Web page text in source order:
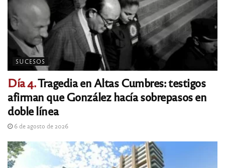
SUCESOS
Día 4.Tragedia en Altas Cumbres: testigos
afirman que González hacía sobrepasos en
doble línea
6 de agosto de 2026